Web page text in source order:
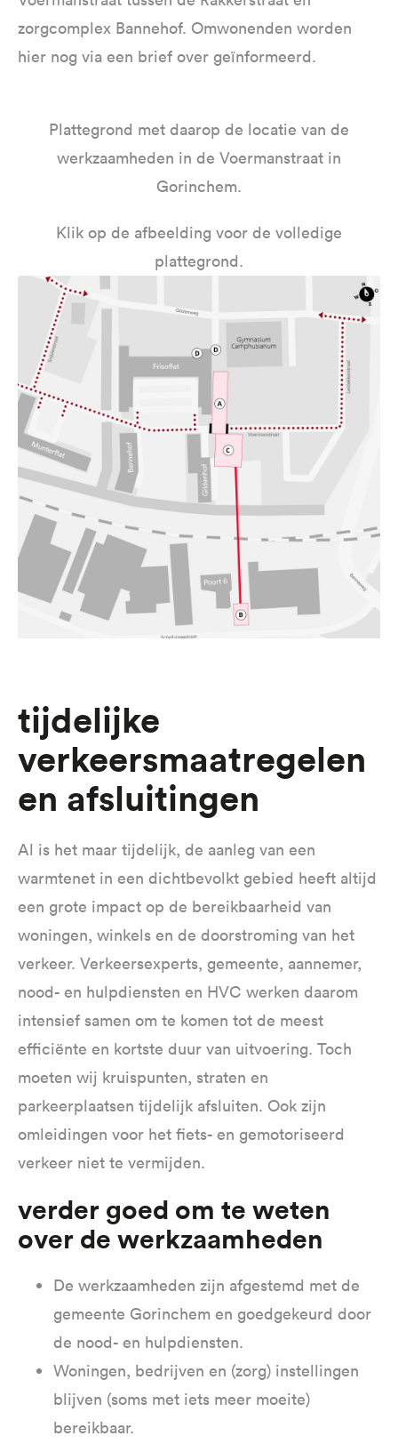
zorgcomplex Bannehof. Omwonenden worden
hier nog via een brief over geïnformeerd.
Plattegrond met daarop de locatie van de
werkzaamheden in de Voermanstraat in
Gorinchem.
Klik op de afbeelding voor de volledige
plattegrond.
Tijdelijke
verkeersmaatregelen
en afsluitingen
Al is het maar tijdelijk, de aanleg van een
warmtenet in een dichtbevolkt gebied heeft altijd
een grote impact op de bereikbaarheid van
woningen, winkels en de doorstroming van het
verkeer. Verkeersexperts, gemeente, aannemer,
nood- en hulpdiensten en HVC werken daarom
intensief samen om te komen tot de meest
efficiënte en kortste duur van uitvoering. Toch
moeten wij kruispunten, straten en
parkeerplaatsen tijdelijk afsluiten. Ook zijn
omleidingen voor het fiets- en gemotoriseerd
verkeer niet te vermijden.
Verder goed om te weten
over de werkzaamheden
De werkzaamheden zijn afgestemd met de
gemeente Gorinchem en goedgekeurd door
de nood- en hulpdiensten.
Woningen, bedrijven en (zorg) instellingen
blijven (soms met iets meer moeite)
bereikbaar.